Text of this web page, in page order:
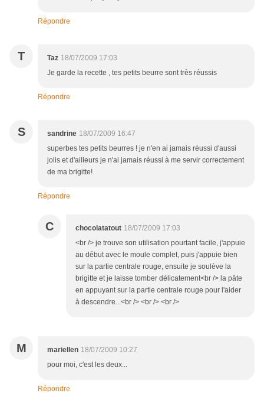
Répondre
T Taz 18/07/2009 17:03
Je garde la recette , tes petits beurre sont très réussis
Répondre
S sandrine 18/07/2009 16:47
superbes tes petits beurres ! je n'en ai jamais réussi d'aussi
jolis et d'ailleurs je n'ai jamais réussi à me servir correctement
de ma brigitte!
Répondre
C chocolatatout 18/07/2009 17:03
<br /> je trouve son utilisation pourtant facile, j'appuie
au début avec le moule complet, puis j'appuie bien
sur la partie centrale rouge, ensuite je soulève la
brigitte et je laisse tomber délicatement<br /> la pâte
en appuyant sur la partie centrale rouge pour l'aider
à descendre...<br /> <br /> <br />
M mariellen 18/07/2009 10:27
pour moi, c'est les deux...
Répondre